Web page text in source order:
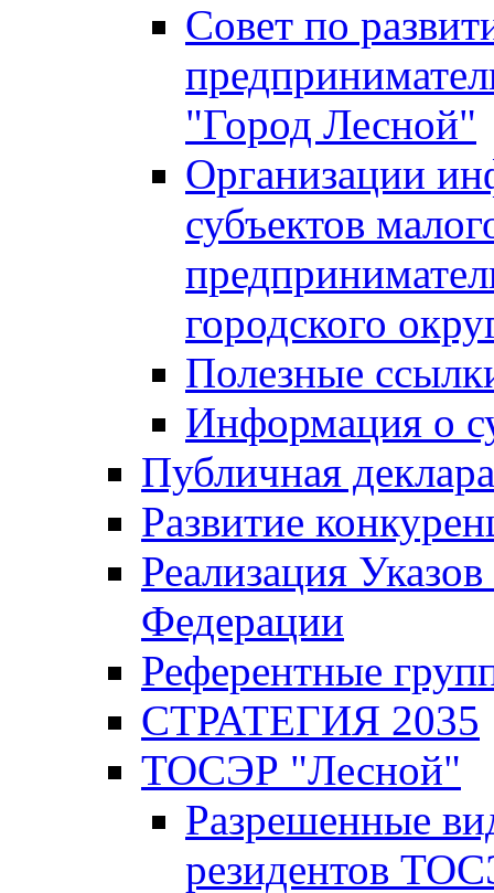
Совет по
"Город Лесной"
Организации
субъектов
городского
Полезные
Информация о
Публичная
Развитие
Реализация
Федерации
Референтные
СТРАТЕГИЯ 2035
ТОСЭР "Лесной"
Разрешенные
резидентов